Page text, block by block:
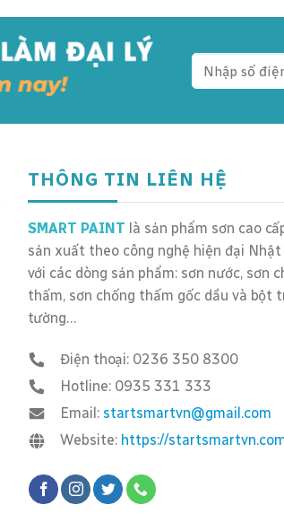
THÔNG TIN LIÊN HỆ
SMART PAINT là sản phẩm sơn cao
sản xuất theo công nghệ hiện đại Nhật
với các dòng sản phẩm: sơn nước, sơn
thấm, sơn chống thấm gốc dầu và bột
tường…
Điện thoại: 0236 350 8300
Hotline: 0935 331 333
Email: startsmartvn@gmail.com
Website: https://